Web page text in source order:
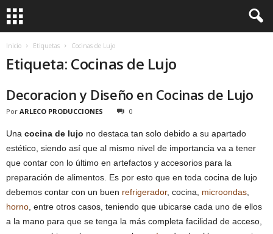
Inicio Etiquetas Cocinas de Lujo
Etiqueta: Cocinas de Lujo
Decoracion y Diseño en Cocinas de Lujo
Por ARLECO PRODUCCIONES 0
Una cocina de lujo no destaca tan solo debido a su apartado
estético, siendo así que al mismo nivel de importancia va a tener
que contar con lo último en artefactos y accesorios para la
preparación de alimentos. Es por esto que en toda cocina de lujo
debemos contar con un buen refrigerador, cocina, microondas
horno , entre otros casos, teniendo que ubicarse cada uno de ellos
a la mano para que se tenga la más completa facilidad de acceso,